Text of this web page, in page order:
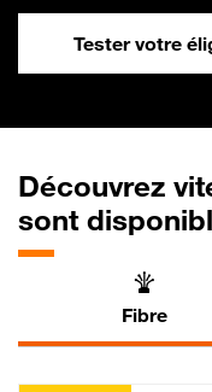
Tester votre
Découvrez
sont
Fibre